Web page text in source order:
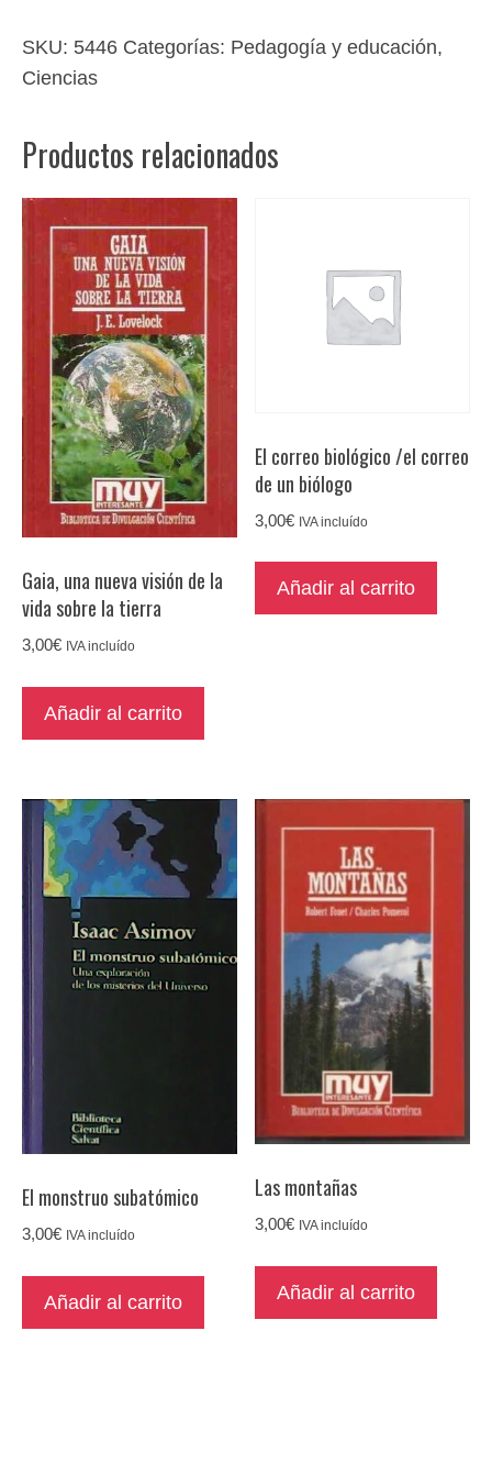
en
la
primaria
cantidad
SKU: 5446 Categorías: Pedagogía y educación,
Ciencias
Productos relacionados
Gaia, una nueva visión de la
vida sobre la tierra
3,00€ IVA incluído
Añadir al carrito
El correo biológico /el correo
de un biólogo
3,00€ IVA incluído
Añadir al carrito
El monstruo subatómico
3,00€ IVA incluído
Añadir al carrito
Las montañas
3,00€ IVA incluído
Añadir al carrito